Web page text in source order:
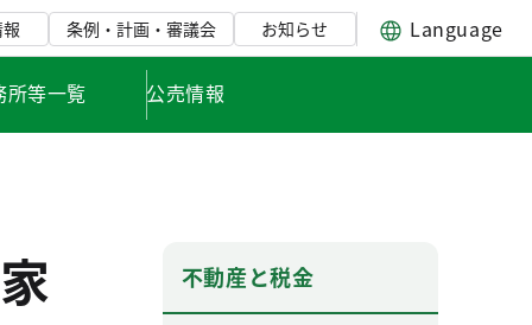
条例・計画・審議会 お知らせ Language
所等一覧 公売情報
不動産と税金